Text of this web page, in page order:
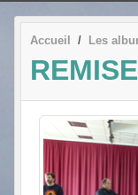
Accueil Les